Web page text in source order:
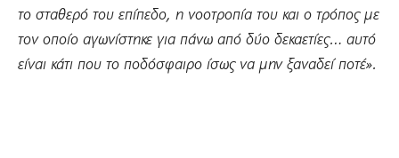
το σταθερό του επίπεδο, η νοοτροπία του και ο τρόπος με
τον οποίο αγωνίστηκε για πάνω από δύο δεκαετίες… αυτό
είναι κάτι που το ποδόσφαιρο ίσως να μην ξαναδεί ποτέ».